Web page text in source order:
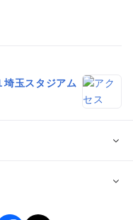
埼玉スタジアム
学生･高校生